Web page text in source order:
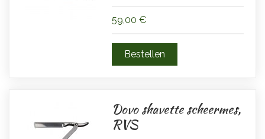
59,00 €
Dovo shavette scheermes,
RVS